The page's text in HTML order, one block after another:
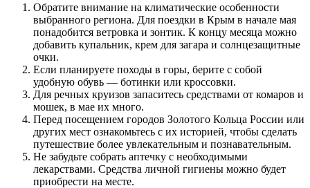
Обратите внимание на климатические особенности
выбранного региона. Для поездки в Крым в начале мая
понадобится ветровка и зонтик. К концу месяца можно
добавить купальник, крем для загара и солнцезащитные
очки.
Если планируете походы в горы, берите с собой
удобную обувь — ботинки или кроссовки.
Для речных круизов запаситесь средствами от комаров и
мошек, в мае их много.
Перед посещением городов Золотого Кольца России или
других мест ознакомьтесь с их историей, чтобы сделать
путешествие более увлекательным и познавательным.
Не забудьте собрать аптечку с необходимыми
лекарствами. Средства личной гигиены можно будет
приобрести на месте.